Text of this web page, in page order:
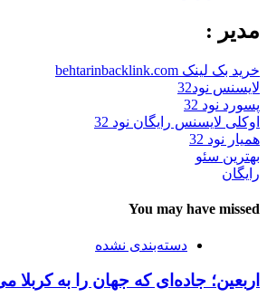
مدیر :
خرید بک لینک behtarinbacklink.com
لایسنس نود32
پسورد نود 32
اوکلی لایسنس رایگان نود 32
همیار نود 32
بهترین سئو
رایگان
You may have missed
دسته‌بندی نشده
اربعین؛ جاده‌ای که جهان را به کربلا